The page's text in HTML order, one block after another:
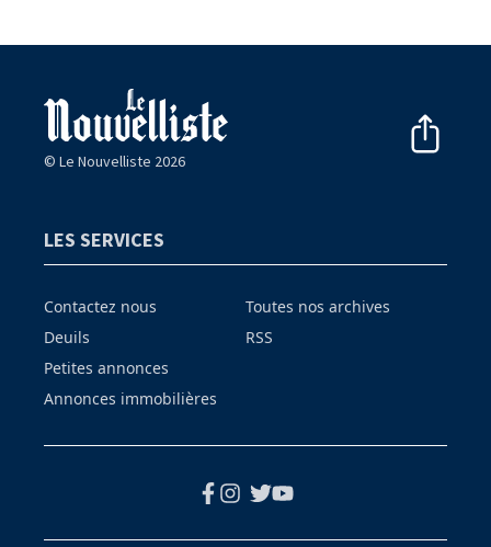
© Le Nouvelliste 2026
LES SERVICES
Contactez nous
Deuils
Petites annonces
Annonces immobilières
Toutes nos archives
RSS